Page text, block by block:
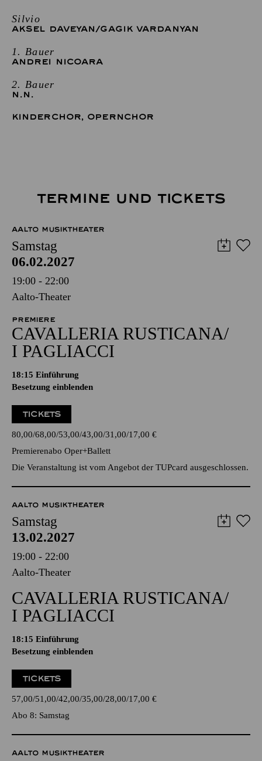
Silvio
AKSEL DAVEYAN/GAGIK VARDANYAN
1. Bauer
ANDREI NICOARA
2. Bauer
N.N.
KINDERCHOR, OPERNCHOR
TERMINE UND TICKETS
AALTO MUSIKTHEATER
Samstag
06.02.2027
19:00 - 22:00
Aalto-Theater
PREMIERE
CAVALLERIA RUSTICANA/
I PAGLIACCI
18:15 Einführung
Besetzung einblenden
TICKETS
80,00 68,00 53,00 43,00 31,00 17,00 €
Premierenabo Oper+Ballett
Die Veranstaltung ist vom Angebot der TUPcard ausgeschlossen.
AALTO MUSIKTHEATER
Samstag
13.02.2027
19:00 - 22:00
Aalto-Theater
CAVALLERIA RUSTICANA/
I PAGLIACCI
18:15 Einführung
Besetzung einblenden
TICKETS
57,00 51,00 42,00 35,00 28,00 17,00 €
Abo 8: Samstag
AALTO MUSIKTHEATER